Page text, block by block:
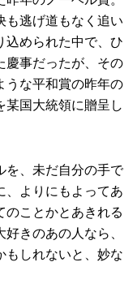
も逃げ道もなく追い
込められた中で、ひ
慶事だったが、その
うな平和賞の昨年の
某国大統領に贈呈し
、未だ自分の手で
、よりにもよってあ
のことかとあきれる
きのあの人なら、
もしれないと、妙な